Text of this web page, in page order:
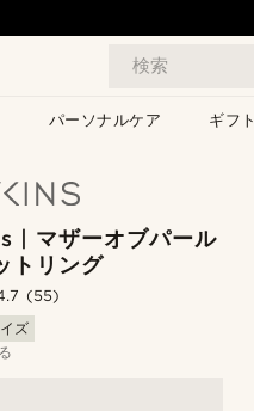
検索
パーソナルケア ギフ
| マザーオブパール
トリング
(55)
ズ